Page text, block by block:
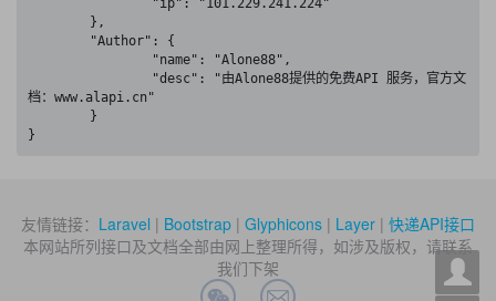
档：www.alapi.cn"
}
友情链接： Laravel | Bootstrap | Glyphicons | Layer | 快递API接口
本网站所列接口及文档全部由网上整理所得，如涉及版权，请联系
我们下架